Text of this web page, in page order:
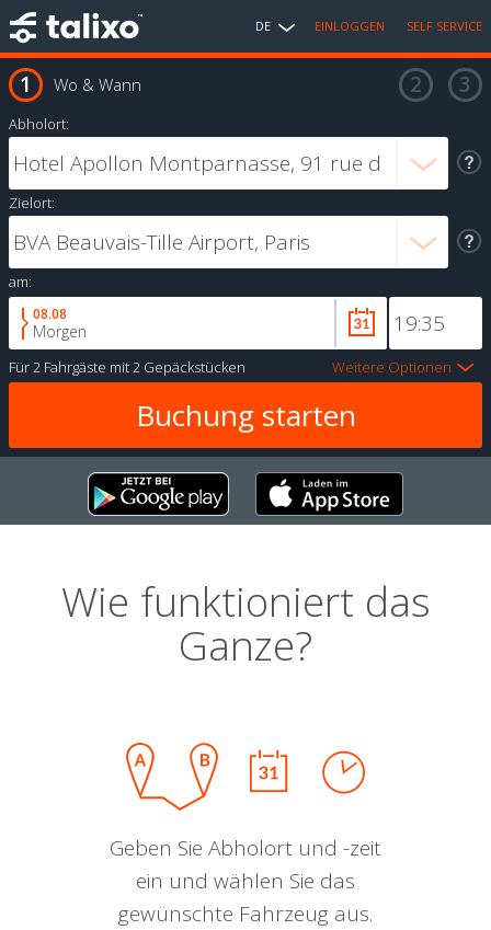
DE EINLOGGEN SELF SERVICE
Wo & Wann
Abholort:
Zielort:
am:
08.08
Morgen
Für2 Fahrgäste mit2 Gepäckstücken Weitere Optionen
Wie funktioniert das
Ganze?
Geben Sie Abholort und -zeit
ein und wählen Sie das
gewünschte Fahrzeug aus.